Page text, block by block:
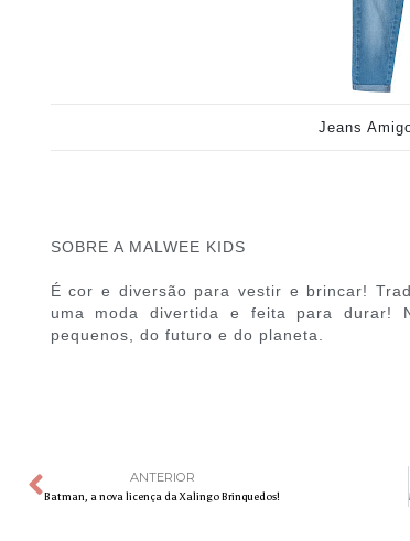
Jeans
SOBRE A MALWEE KIDS
É cor e diversão para vestir e brincar!
uma moda divertida e feita para durar!
pequenos, do futuro e do planeta.
ANTERIOR
Batman, a nova licença da Xalingo Brinquedos!